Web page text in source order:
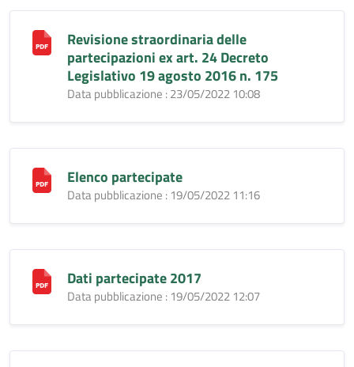
Revisione straordinaria delle
partecipazioni ex art. 24 Decreto
Legislativo 19 agosto 2016 n. 175
Data pubblicazione : 23/05/2022 10:08
Elenco partecipate
Data pubblicazione : 19/05/2022 11:16
Dati partecipate 2017
Data pubblicazione : 19/05/2022 12:07